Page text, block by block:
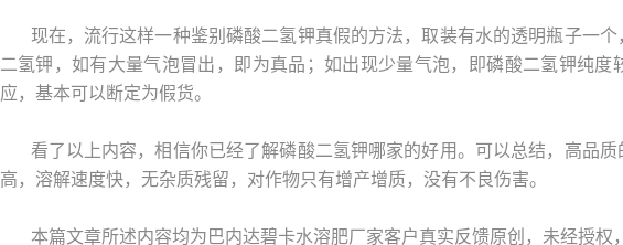
现在，流行这样一种鉴别磷酸二氢钾真假的方法，取装有水的透明瓶子一
二氢钾，如有大量气泡冒出，即为真品；如出现少量气泡，即磷酸二氢钾纯
应，基本可以断定为假货。
看了以上内容，相信你已经了解磷酸二氢钾哪家的好用。可以总结，高品
高，溶解速度快，无杂质残留，对作物只有增产增质，没有不良伤害。
本篇文章所述内容均为巴内达碧卡水溶肥厂家客户真实反馈原创，未经授权